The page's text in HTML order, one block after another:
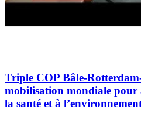
Triple COP Bâle-
mobilisation mondiale pour
la santé et à